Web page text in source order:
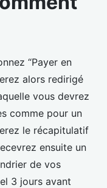
“Payer en
alors redirigé
vous devrez
comme pour un
le récapitulatif
ensuite un
de vos
3 jours avant